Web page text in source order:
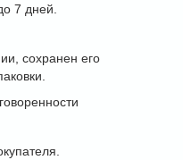
7 дней.
сохранен его